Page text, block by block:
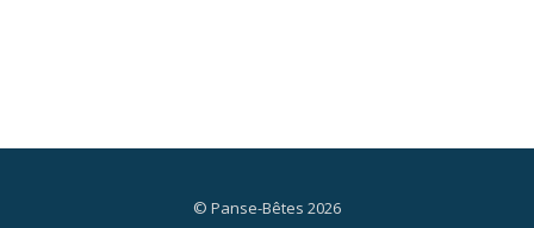
© Panse-Bêtes 2026